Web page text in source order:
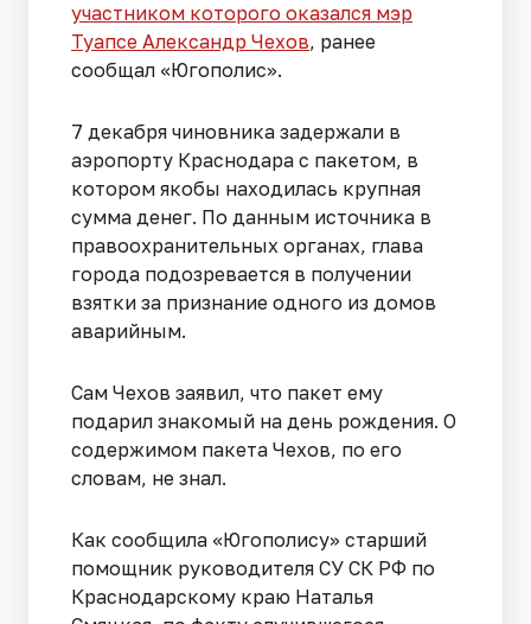
участником которого оказался мэр
Туапсе Александр Чехов, ранее
сообщал «Югополис».
7 декабря чиновника задержали в
аэропорту Краснодара с пакетом, в
котором якобы находилась крупная
сумма денег. По данным источника в
правоохранительных органах, глава
города подозревается в получении
взятки за признание одного из домов
аварийным.
Сам Чехов заявил, что пакет ему
подарил знакомый на день рождения. О
содержимом пакета Чехов, по его
словам, не знал.
Как сообщила «Югополису» старший
помощник руководителя СУ СК РФ по
Краснодарскому краю Наталья